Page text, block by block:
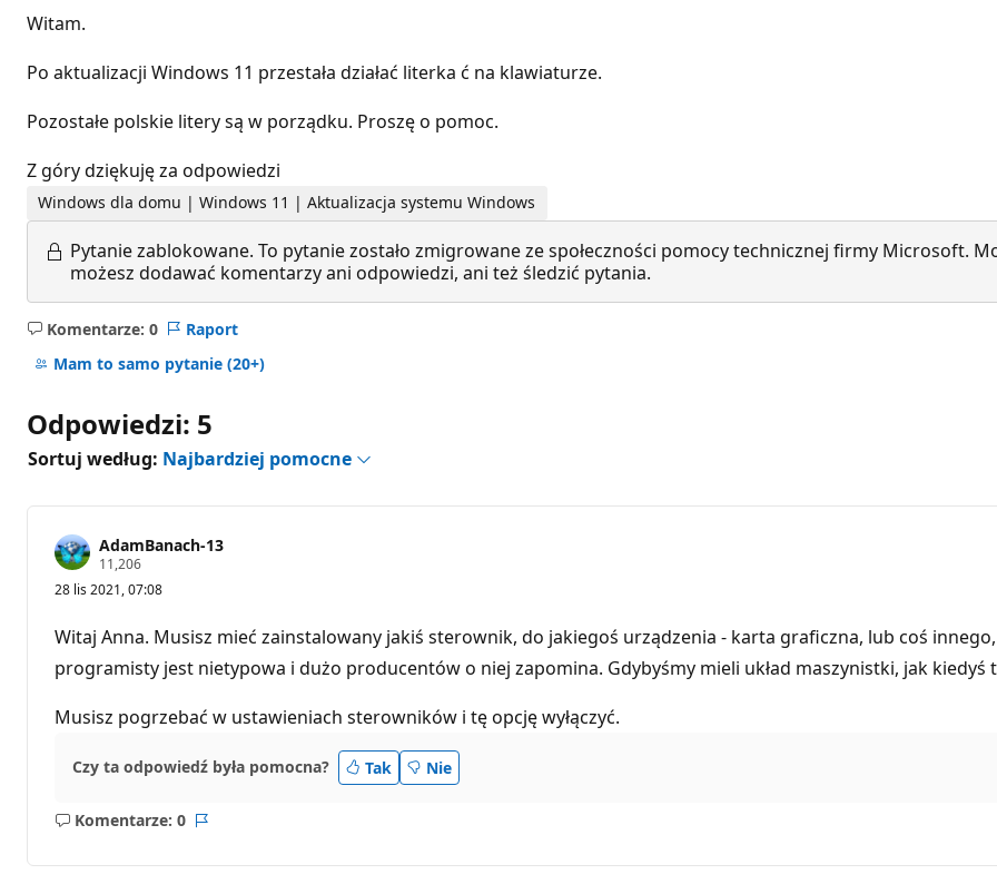
Witam.
Po aktualizacji Windows 11 przestała działać literka ć na klawiaturze.
Pozostałe polskie litery są w porządku. Proszę o pomoc.
Z góry dziękuję za odpowiedzi
Windows dla domu | Windows 11 | Aktualizacja systemu Windows
Pytanie zablokowane. To pytanie zostało zmigrowane ze społeczności pomocy technicznej firmy Microsoft.
możesz dodawać komentarzy ani odpowiedzi, ani też śledzić pytania.
Komentarze: 0
Brak
komentarzy
Raport
Mam to samo pytanie (20+)
Odpowiedzi: 5
Sortuj według: Najbardziej pomocne
AdamBanach-13
11,206P
n
t
y
r
e
u
t
c
28 lis 2021, 07:08
Witaj Anna. Musisz mieć zainstalowany jakiś sterownik, do jakiegoś urządzenia - karta graficzna, lub coś
programisty jest nietypowa i dużo producentów o niej zapomina. Gdybyśmy mieli układ maszynistki, jak
Musisz pogrzebać w ustawieniach sterowników i tę opcję wyłączyć.
Czy ta odpowiedź była pomocna? Tak Nie
Komentarze: 0
Brak